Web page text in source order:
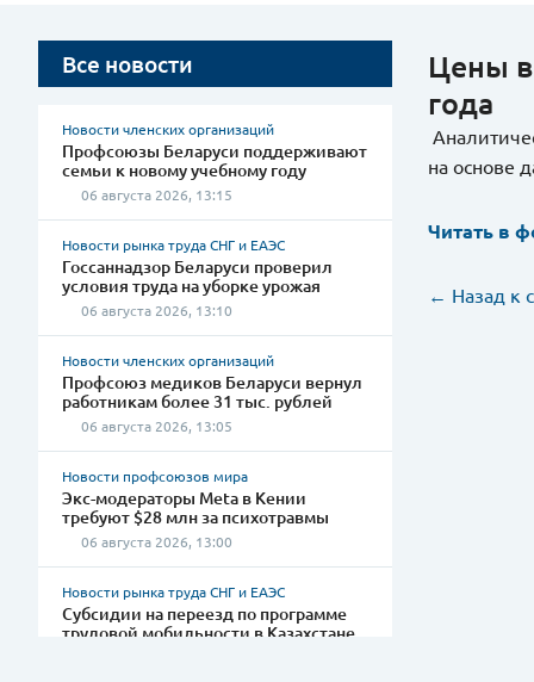
Контакты
Все новости
Новости членских организаций
Профсоюзы Беларуси поддерживают
семьи к новому учебному году
06 августа 2026, 13:15
Новости рынка труда СНГ и ЕАЭС
Госсаннадзор Беларуси проверил
условия труда на уборке урожая
06 августа 2026, 13:10
Новости членских организаций
Профсоюз медиков Беларуси вернул
работникам более 31 тыс. рублей
06 августа 2026, 13:05
Новости профсоюзов мира
Экс-модераторы Meta в Кении
требуют $28 млн за психотравмы
06 августа 2026, 13:00
Новости рынка труда СНГ и ЕАЭС
Субсидии на переезд по программе
трудовой мобильности в Казахстане
Цены в
года
на основе
Читать в
← Назад к